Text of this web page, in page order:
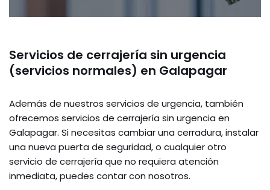
Servicios de cerrajería sin urgencia
(servicios normales) en Galapagar
Además de nuestros servicios de urgencia, también
ofrecemos servicios de cerrajería sin urgencia en
Galapagar. Si necesitas cambiar una cerradura, instalar
una nueva puerta de seguridad, o cualquier otro
servicio de cerrajería que no requiera atención
inmediata, puedes contar con nosotros.